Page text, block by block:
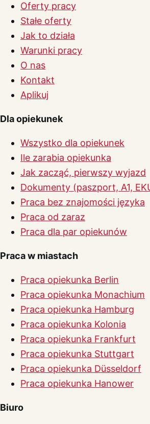
Oferty pracy
Stałe oferty
Jak to działa
Warunki pracy
O nas
Kontakt
Aplikuj
Dla opiekunek
Wszystko dla opiekunek
Ile zarabia opiekunka
Jak zacząć, pierwszy wyjazd
Dokumenty (paszport, A1,
Praca bez znajomości języka
Praca od zaraz
Praca dla par opiekunów
Praca w miastach
Praca opiekunka Berlin
Praca opiekunka Monachium
Praca opiekunka Hamburg
Praca opiekunka Kolonia
Praca opiekunka Frankfurt
Praca opiekunka Stuttgart
Praca opiekunka Düsseldorf
Praca opiekunka Hanower
Biuro